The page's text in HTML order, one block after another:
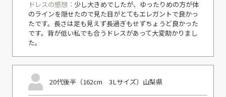
ドレスの感想： 少し大きめでしたが、ゆったりめの方が体
のラインを隠せたので見た目がとてもエレガントで良かっ
たです。長さは足も見えず長過ぎもせずちょうど良かった
です。背が低い私でも合うドレスがあって大変助かりまし
た。
20代後半（162cm 3Lサイズ） 山梨県